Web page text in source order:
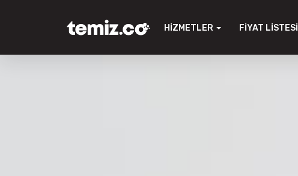
HIZMETLER FIYAT LISTESI